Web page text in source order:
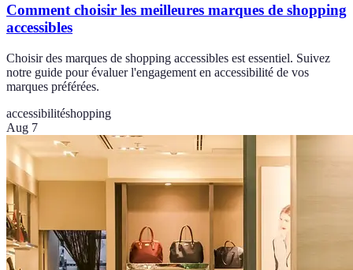
Comment choisir les meilleures marques de shopping
accessibles
Choisir des marques de shopping accessibles est essentiel. Suivez
notre guide pour évaluer l'engagement en accessibilité de vos
marques préférées.
accessibilitéshopping
Aug 7